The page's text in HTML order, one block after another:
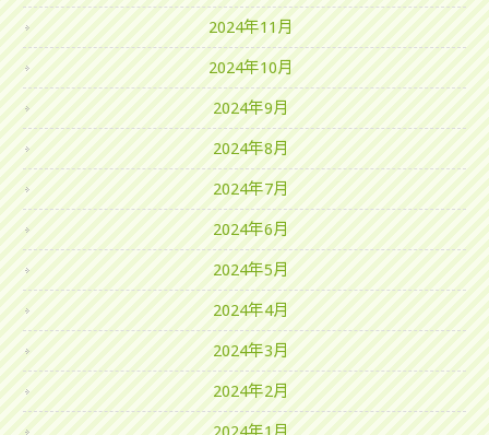
2024年11月
2024年10月
2024年9月
2024年8月
2024年7月
2024年6月
2024年5月
2024年4月
2024年3月
2024年2月